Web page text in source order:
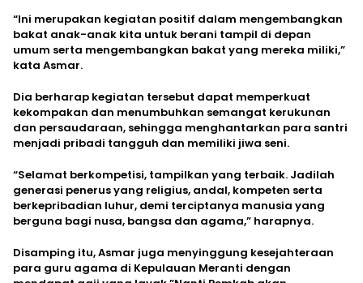
“Ini merupakan kegiatan positif dalam mengembangkan
bakat anak-anak kita untuk berani tampil di depan
umum serta mengembangkan bakat yang mereka miliki,”
kata Asmar.
Dia berharap kegiatan tersebut dapat memperkuat
kekompakan dan menumbuhkan semangat kerukunan
dan persaudaraan, sehingga menghantarkan para santri
menjadi pribadi tangguh dan memiliki jiwa seni.
“Selamat berkompetisi, tampilkan yang terbaik. Jadilah
generasi penerus yang religius, andal, kompeten serta
berkepribadian luhur, demi terciptanya manusia yang
berguna bagi nusa, bangsa dan agama,” harapnya.
Disamping itu, Asmar juga menyinggung kesejahteraan
para guru agama di Kepulauan Meranti dengan